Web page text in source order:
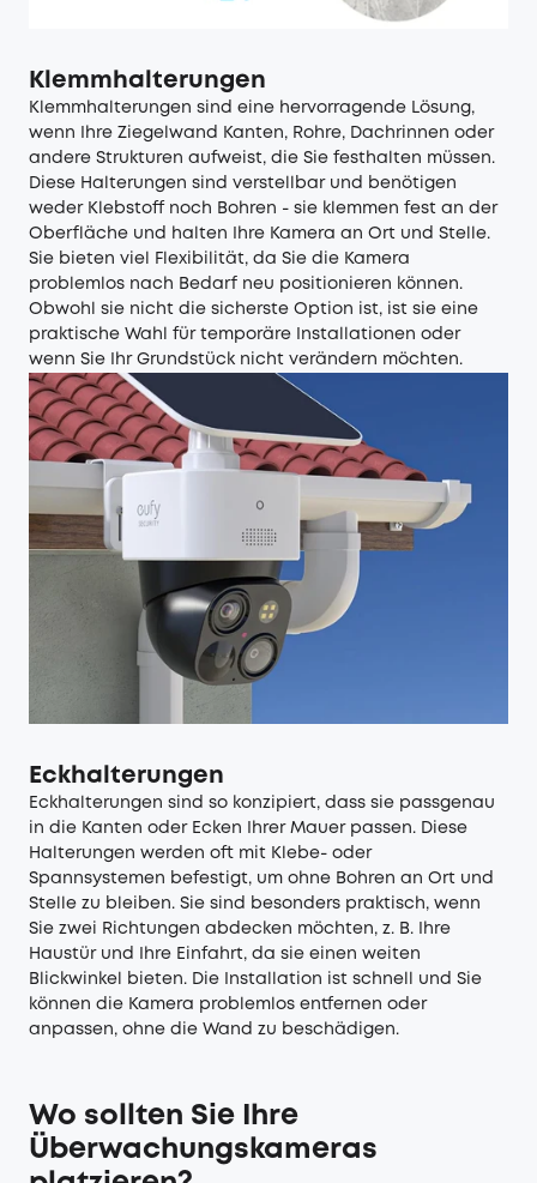
Klemmhalterungen
Klemmhalterungen sind eine hervorragende Lösung,
wenn Ihre Ziegelwand Kanten, Rohre, Dachrinnen oder
andere Strukturen aufweist, die Sie festhalten müssen.
Diese Halterungen sind verstellbar und benötigen
weder Klebstoff noch Bohren - sie klemmen fest an der
Oberfläche und halten Ihre Kamera an Ort und Stelle.
Sie bieten viel Flexibilität, da Sie die Kamera
problemlos nach Bedarf neu positionieren können.
Obwohl sie nicht die sicherste Option ist, ist sie eine
praktische Wahl für temporäre Installationen oder
wenn Sie Ihr Grundstück nicht verändern möchten.
Eckhalterungen
Eckhalterungen sind so konzipiert, dass sie passgenau
in die Kanten oder Ecken Ihrer Mauer passen. Diese
Halterungen werden oft mit Klebe- oder
Spannsystemen befestigt, um ohne Bohren an Ort und
Stelle zu bleiben. Sie sind besonders praktisch, wenn
Sie zwei Richtungen abdecken möchten, z. B. Ihre
Haustür und Ihre Einfahrt, da sie einen weiten
Blickwinkel bieten. Die Installation ist schnell und Sie
können die Kamera problemlos entfernen oder
anpassen, ohne die Wand zu beschädigen.
Wo sollten Sie Ihre
Überwachungskameras